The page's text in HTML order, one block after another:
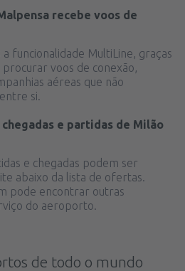
recebe voos de
funcionalidade MultiLine, graças
voos de conexão,
aéreas que não
si.
e partidas de Milão
e chegadas podem ser
abaixo da lista de ofertas.
pode encontrar outras
do aeroporto.
de todo o mundo